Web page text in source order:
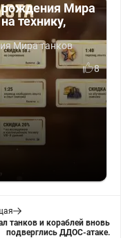
рождения Мира
технику,
Мира танков
8
танков и кораблей вновь
подверглись ДДОС-атаке.